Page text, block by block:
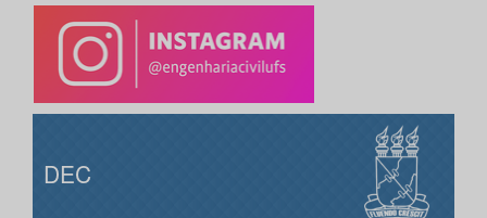
DEC